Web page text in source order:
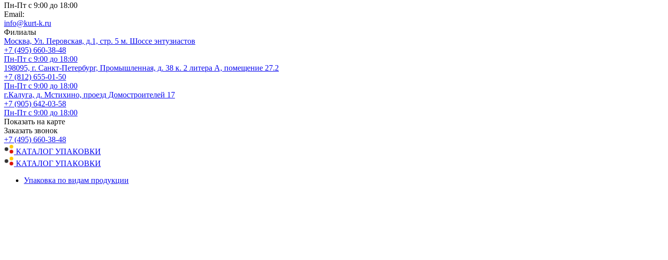
Пн-Пт с 9:00 до 18:00
Email:
info@kurt-k.ru
Филиалы
Москва, Ул. Перовская, д.1, стр. 5 м. Шоссе энтузиастов
+7 (495) 660-38-48
Пн-Пт с 9:00 до 18:00
198095, г. Санкт-Петербург, Промышленная, д. 38 к. 2 литера А, помещение 27.2
+7 (812) 655-01-50
Пн-Пт с 9:00 до 18:00
г.Калуга, д. Мстихино, проезд Домостроителей 17
+7 (905) 642-03-58
Пн-Пт с 9:00 до 18:00
Показать на карте
Заказать звонок
+7 (495) 660-38-48
КАТАЛОГ УПАКОВКИ
КАТАЛОГ УПАКОВКИ
Упаковка по видам продукции